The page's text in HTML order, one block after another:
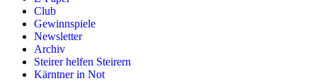
Club
Gewinnspiele
Newsletter
Archiv
Steirer helfen Steirern
Kärntner in Not